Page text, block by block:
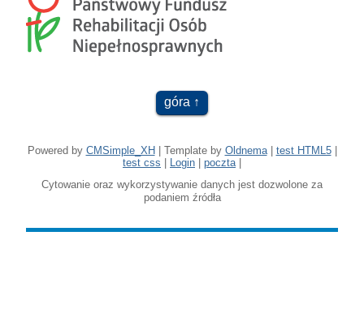
góra
Powered by CMSimple_XH| Template by Oldnema| test HTML5|
test css | Login | poczta |
Cytowanie oraz wykorzystywanie danych jest dozwolone za
podaniem źródła